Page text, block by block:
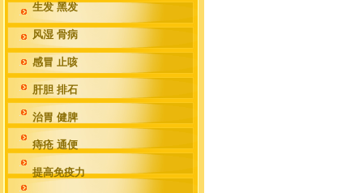
生发 黑发
风湿 骨病
感冒 止咳
肝胆 排石
治胃 健脾
痔疮 通便
提高免疫力